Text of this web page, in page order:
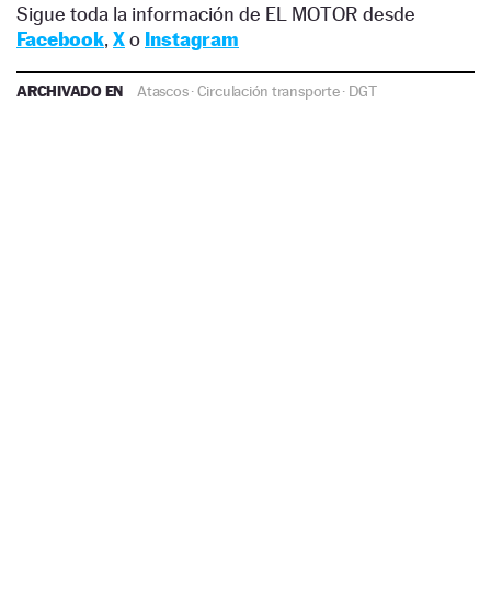
Sigue toda la información de EL MOTOR desde
Facebook, Xo Instagram
ARCHIVADO EN Atascos·Circulación transporte· DGT